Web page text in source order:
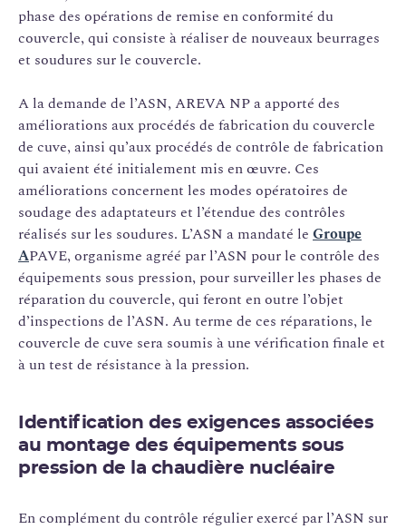
phase des opérations de remise en conformité du
couvercle, qui consiste à réaliser de nouveaux beurrages
et soudures sur le couvercle.
A la demande de l’ASN, AREVA NP a apporté des
améliorations aux procédés de fabrication du couvercle
de cuve, ainsi qu’aux procédés de contrôle de fabrication
qui avaient été initialement mis en œuvre. Ces
améliorations concernent les modes opératoires de
soudage des adaptateurs et l’étendue des contrôles
réalisés sur les soudures. L’ASN a mandaté le Groupe
APAVE, organisme agréé par l’ASN pour le contrôle des
équipements sous pression, pour surveiller les phases de
réparation du couvercle, qui feront en outre l’objet
d’inspections de l’ASN. Au terme de ces réparations, le
couvercle de cuve sera soumis à une vérification finale et
à un test de résistance à la pression.
Identification des exigences associées
au montage des équipements sous
pression de la chaudière nucléaire
En complément du contrôle régulier exercé par l’ASN sur